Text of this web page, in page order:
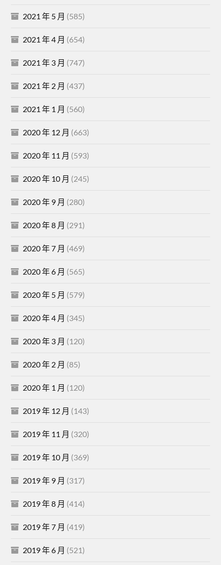
2021 年 5 月 (585)
2021 年 4 月 (654)
2021 年 3 月 (747)
2021 年 2 月 (437)
2021 年 1 月 (560)
2020 年 12 月 (663)
2020 年 11 月 (593)
2020 年 10 月 (245)
2020 年 9 月 (280)
2020 年 8 月 (291)
2020 年 7 月 (469)
2020 年 6 月 (565)
2020 年 5 月 (579)
2020 年 4 月 (345)
2020 年 3 月 (120)
2020 年 2 月 (85)
2020 年 1 月 (120)
2019 年 12 月 (143)
2019 年 11 月 (320)
2019 年 10 月 (369)
2019 年 9 月 (317)
2019 年 8 月 (414)
2019 年 7 月 (419)
2019 年 6 月 (521)